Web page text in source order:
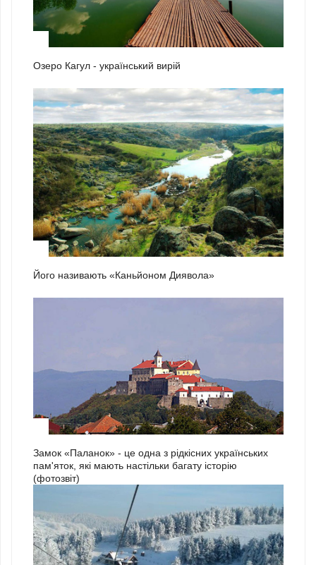
Озеро Кагул - український вирій
Його називають «Каньйоном Диявола»
Замок «Паланок» - це одна з рідкісних українських
пам'яток, які мають настільки багату історію
(фотозвіт)